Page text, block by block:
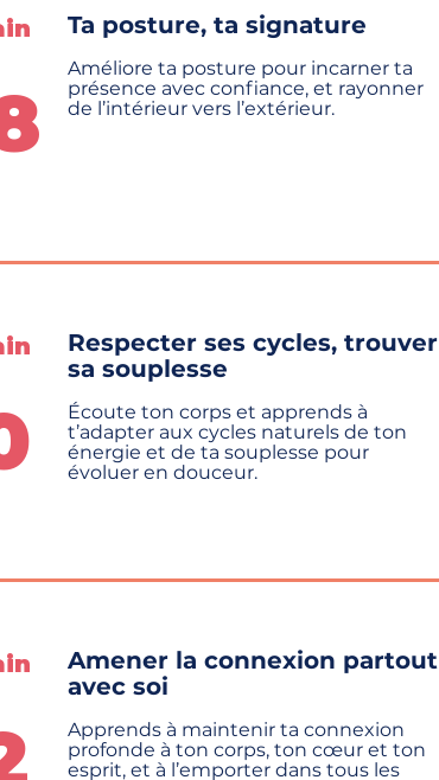
Ta posture, ta signature
Améliore ta posture pour incarner ta
présence avec confiance, et rayonner
de l’intérieur vers l’extérieur.
Respecter ses cycles, trouver
sa souplesse
Écoute ton corps et apprends à
t’adapter aux cycles naturels de ton
énergie et de ta souplesse pour
évoluer en douceur.
Amener la connexion partout
avec soi
Apprends à maintenir ta connexion
profonde à ton corps, ton cœur et ton
esprit, et à l’emporter dans tous les